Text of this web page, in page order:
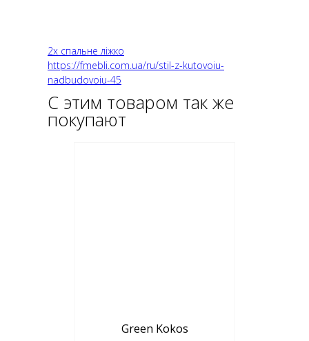
2х спальне ліжко
https://fmebli.com.ua/ru/stil-z-kutovoiu-
nadbudovoiu-45
С этим товаром так же
покупают
Green Kokos